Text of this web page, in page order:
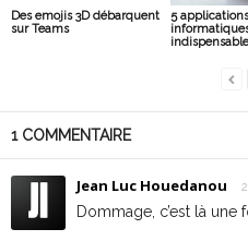
Des emojis 3D débarquent
sur Teams
5 applications
1 COMMENTAIRE
Jean Luc Houedanou
Dommage, c’est là une